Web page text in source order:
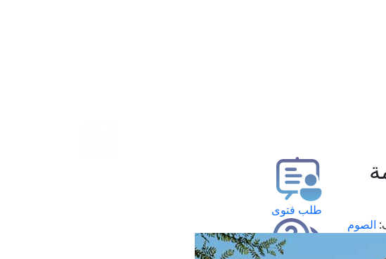
الصوم
طلب فتوى